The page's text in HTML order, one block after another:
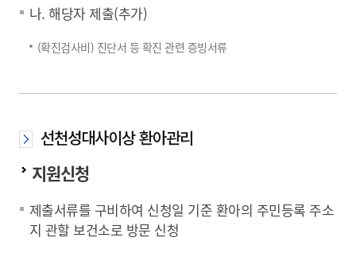
나. 해당자 제출(추가)
(확진검사비) 진단서 등 확진 관련 증빙서류
선천성대사이상 환아관리
지원신청
제출서류를 구비하여 신청일 기준 환아의 주민등록 주소
지 관할 보건소로 방문 신청